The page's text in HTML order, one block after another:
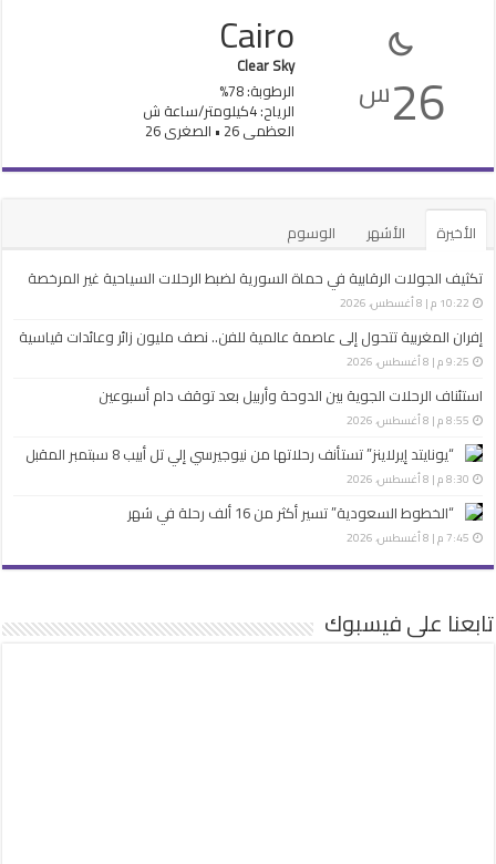
26س
Cairo
Clear Sky
الرطوبة: 78%
الرياح: 4كيلومتر/ساعة ش
العظمى 26 • الصغرى 26
الأخيرة الأشهر
الوسوم
تكثيف الجولات الرقابية في حماة السورية لضبط الرحلات السياحية غير ‏المرخصة
10:22 م | 8 أغسطس، 2026
إفران المغربية تتحول إلى عاصمة عالمية للفن.. نصف مليون زائر وعائدات قياسية
9:25 م | 8 أغسطس، 2026
استئناف الرحلات الجوية بين الدوحة وأربيل بعد توقف دام أسبوعين
8:55 م | 8 أغسطس، 2026
“يونايتد إيرلاينز” تستأنف رحلاتها من نيوجيرسي إلي تل أبيب 8 سبتمبر المقبل
8:30 م | 8 أغسطس، 2026
“الخطوط السعودية” تسير أكثر من 16 ألف رحلة في شهر
7:45 م | 8 أغسطس، 2026
تابعنا على فيسبوك